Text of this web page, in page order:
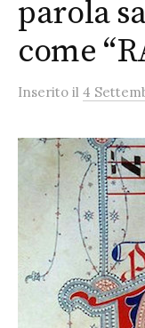
parola
come
Inserito il 4